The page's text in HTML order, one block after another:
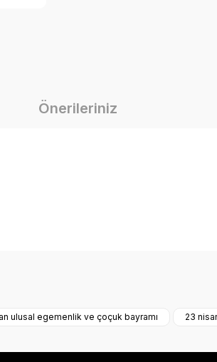
Önerileriniz
ulusal egemenlik ve çoçuk bayramı 23